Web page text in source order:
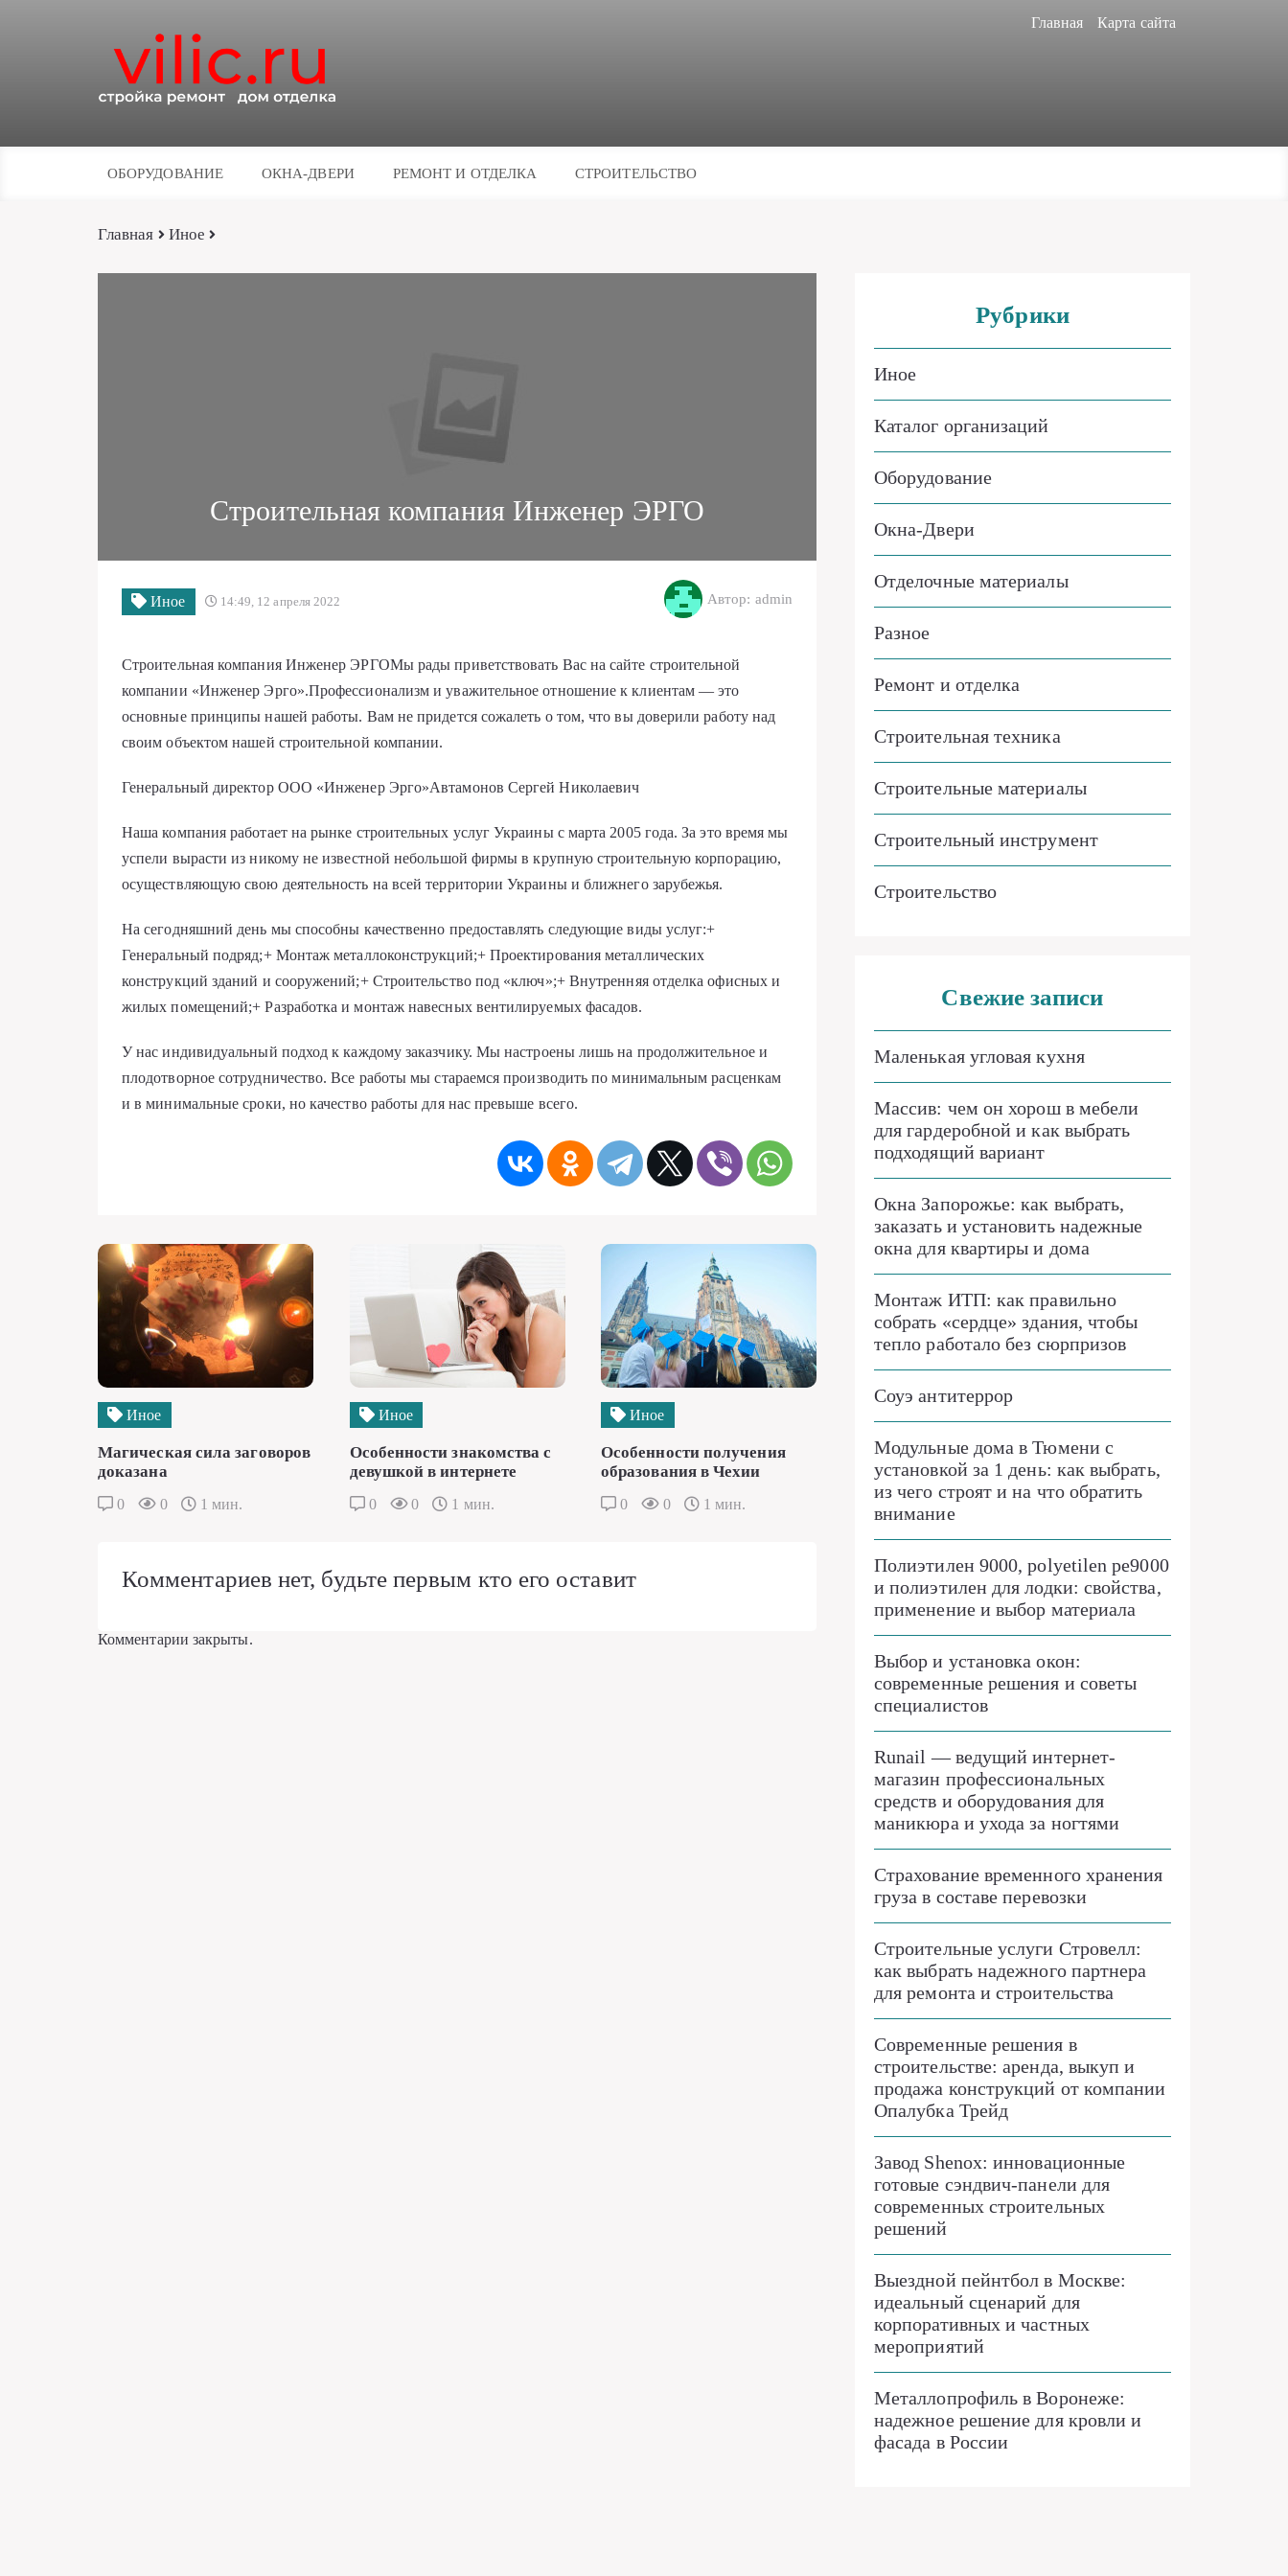
Главная Карта сайта
ОБОРУДОВАНИЕ ОКНА-ДВЕРИ РЕМОНТ И ОТДЕЛКА СТРОИТЕЛЬСТВО
Главная Иное
Строительная компания Инженер ЭРГО
Иное 14:49, 12 апреля 2022 Автор: admin
Строительная компания Инженер ЭРГОМы рады приветствовать Вас на сайте строительной
компании «Инженер Эрго».Профессионализм и уважительное отношение к клиентам — это
основные принципы нашей работы. Вам не придется сожалеть о том, что вы доверили работу над
своим объектом нашей строительной компании.
Генеральный директор ООО «Инженер Эрго»Автамонов Сергей Николаевич
Наша компания работает на рынке строительных услуг Украины с марта 2005 года. За это время мы
успели вырасти из никому не известной небольшой фирмы в крупную строительную корпорацию,
осуществляющую свою деятельность на всей территории Украины и ближнего зарубежья.
На сегодняшний день мы способны качественно предоставлять следующие виды услуг:+
Генеральный подряд;+ Монтаж металлоконструкций;+ Проектирования металлических
конструкций зданий и сооружений;+ Cтроительство под «ключ»;+ Внутренняя отделка офисных и
жилых помещений;+ Разработка и монтаж навесных вентилируемых фасадов.
У нас индивидуальный подход к каждому заказчику. Мы настроены лишь на продолжительное и
плодотворное сотрудничество. Все работы мы стараемся производить по минимальным расценкам
и в минимальные сроки, но качество работы для нас превыше всего.
Иное
Магическая сила заговоров
доказана
0 0 1 мин.
Иное
Особенности знакомства с
девушкой в интернете
0 0 1 мин.
Иное
Особенности получения
образования в Чехии
0 0 1 мин.
Комментариев нет, будьте первым кто его оставит
Комментарии закрыты.
Рубрики
Иное
Каталог организаций
Оборудование
Окна-Двери
Отделочные материалы
Разное
Ремонт и отделка
Строительная техника
Строительные материалы
Строительный инструмент
Строительство
Свежие записи
Маленькая угловая кухня
Массив: чем он хорош в мебели
для гардеробной и как выбрать
подходящий вариант
Окна Запорожье: как выбрать,
заказать и установить надежные
окна для квартиры и дома
Монтаж ИТП: как правильно
собрать «сердце» здания, чтобы
тепло работало без сюрпризов
Соуэ антитеррор
Модульные дома в Тюмени с
установкой за 1 день: как выбрать,
из чего строят и на что обратить
внимание
Полиэтилен 9000, polyetilen pe9000
и полиэтилен для лодки: свойства,
применение и выбор материала
Выбор и установка окон:
современные решения и советы
специалистов
Runail — ведущий интернет-
магазин профессиональных
средств и оборудования для
маникюра и ухода за ногтями
Страхование временного хранения
груза в составе перевозки
Строительные услуги Стровелл:
как выбрать надежного партнера
для ремонта и строительства
Современные решения в
строительстве: аренда, выкуп и
продажа конструкций от компании
Опалубка Трейд
Завод Shenox: инновационные
готовые сэндвич-панели для
современных строительных
решений
Выездной пейнтбол в Москве:
идеальный сценарий для
корпоративных и частных
мероприятий
Металлопрофиль в Воронеже:
надежное решение для кровли и
фасада в России